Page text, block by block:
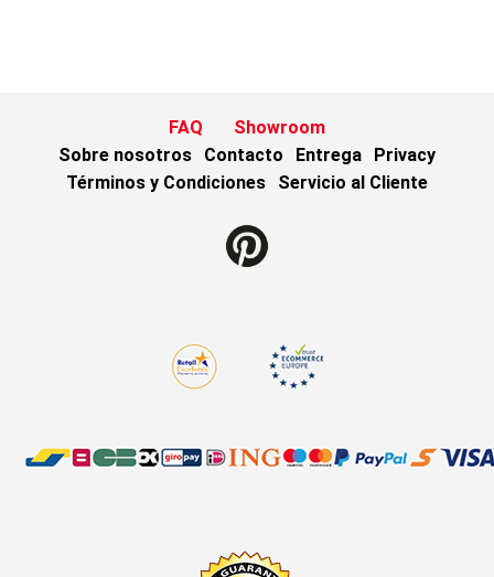
FAQ
Showroom
Sobre nosotros
Contacto Entrega
Privacy
Términos y Condiciones
Servicio al Cliente